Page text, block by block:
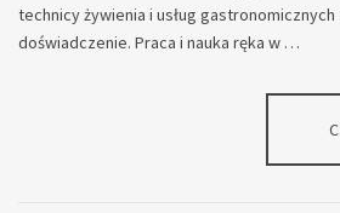
technicy żywienia i usług
doświadczenie. Praca i nauka ręka w …